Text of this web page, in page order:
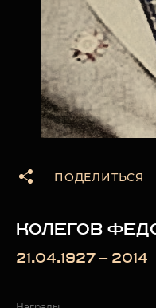
ПОДЕЛИТЬСЯ
КОЛЕГОВ
21.04.1927 — 2014